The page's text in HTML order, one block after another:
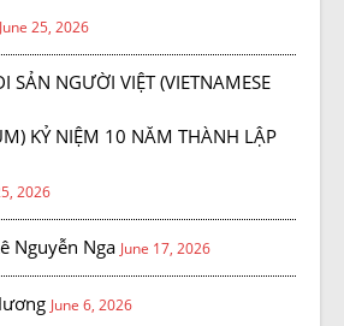
June 25, 2026
SẢN NGƯỜI VIỆT (VIETNAMESE
KỶ NIỆM 10 NĂM THÀNH LẬP
2026
Nguyễn Nga June 17, 2026
June 6, 2026